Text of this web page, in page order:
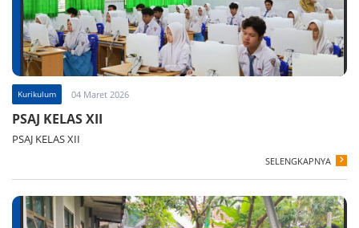
Kurikulum 04 Maret 2026
PSAJ KELAS XII
PSAJ KELAS XII
SELENGKAPNYA